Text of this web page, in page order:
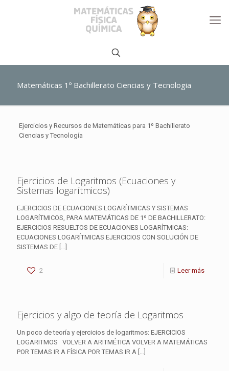
Matemáticas 1º Bachillerato Ciencias y Tecnologia
Ejercicios y Recursos de Matemáticas para 1º Bachillerato
Ciencias y Tecnología
Ejercicios de Logaritmos (Ecuaciones y
Sistemas logarítmicos)
EJERCICIOS DE ECUACIONES LOGARÍTMICAS Y SISTEMAS
LOGARÍTMICOS, PARA MATEMÁTICAS DE 1º DE BACHILLERATO:
EJERCICIOS RESUELTOS DE ECUACIONES LOGARÍTMICAS:
ECUACIONES LOGARÍTMICAS EJERCICIOS CON SOLUCIÓN DE
SISTEMAS DE […]
2 Leer más
Ejercicios y algo de teoría de Logaritmos
Un poco de teoría y ejercicios de logaritmos: EJERCICIOS
LOGARITMOS VOLVER A ARITMÉTICA VOLVER A MATEMÁTICAS
POR TEMAS IR A FÍSICA POR TEMAS IR A […]